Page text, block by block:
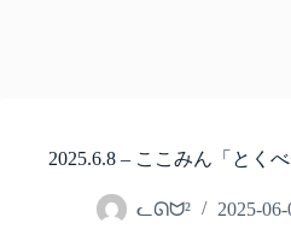
2025.6.8 – ここみん「とく
ᓚᘏᗢ² 2025-06-